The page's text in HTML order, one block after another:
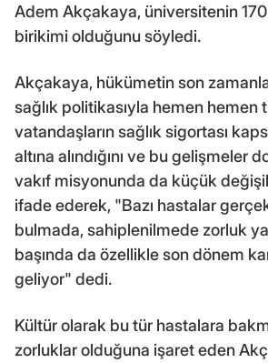
Adem Akçakaya, üniversitenin 170
birikimi olduğunu söyledi.
Akçakaya, hükümetin son
sağlık politikasıyla hemen hemen
vatandaşların sağlık sigortası
altına alındığını ve bu gelişmeler
vakıf misyonunda da küçük
ifade ederek, "Bazı hastalar
bulmada, sahiplenilmede zorluk
başında da özellikle son dönem
geliyor" dedi.
Kültür olarak bu tür hastalara
zorluklar olduğuna işaret eden